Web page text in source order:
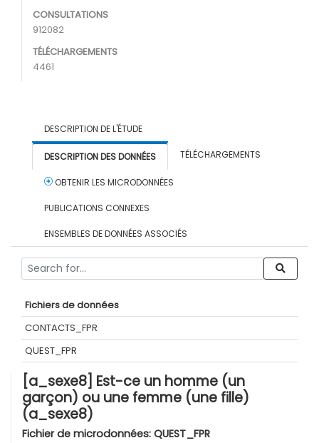
CONSULTATIONS
912082
TÉLÉCHARGEMENTS
4461
DESCRIPTION DE L'ÉTUDE
DESCRIPTION DES DONNÉES TÉLÉCHARGEMENTS
OBTENIR LES MICRODONNÉES
PUBLICATIONS CONNEXES
ENSEMBLES DE DONNÉES ASSOCIÉS
Fichiers de données
CONTACTS_FPR
QUEST_FPR
[a_sexe8] Est-ce un homme (un
garçon) ou une femme (une fille)
(a_sexe8)
Fichier de microdonnées: QUEST_FPR